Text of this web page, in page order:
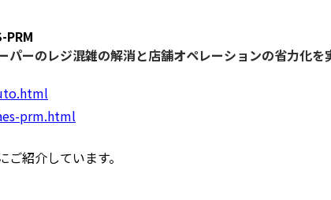
パーのレジ混雑の解消と店舗オペレーションの省力化を
prm.html
紹介しています。